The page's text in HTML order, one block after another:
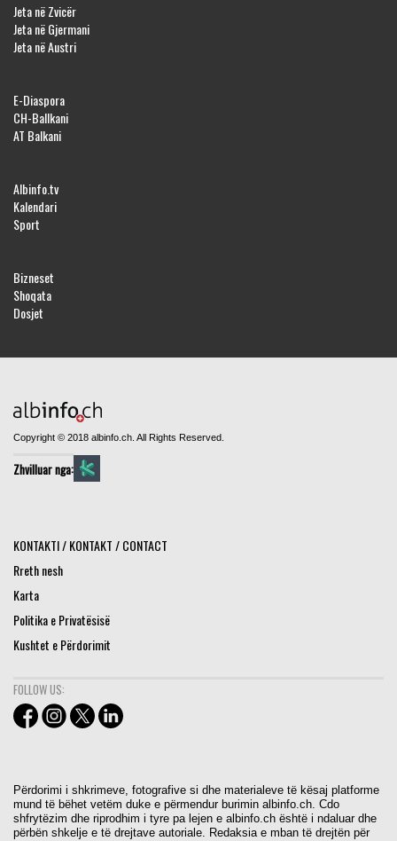
Jeta në Zvicër
Jeta në Gjermani
Jeta në Austri
E-Diaspora
CH-Ballkani
AT Balkani
Albinfo.tv
Kalendari
Sport
Bizneset
Shoqata
Dosjet
Copyright © 2018 albinfo.ch. All Rights Reserved.
Zhvilluar nga:
KONTAKTI / KONTAKT / CONTACT
Rreth nesh
Karta
Politika e Privatësisë
Kushtet e Përdorimit
FOLLOW US:
Përdorimi i shkrimeve, fotografive si dhe materialeve të kësaj platforme
mund të bëhet vetëm duke e përmendur burimin albinfo.ch. Cdo
shfrytëzim dhe riprodhim i tyre pa lejen e albinfo.ch është i ndaluar dhe
përbën shkelje e të drejtave autoriale. Redaksia e mban të drejtën për